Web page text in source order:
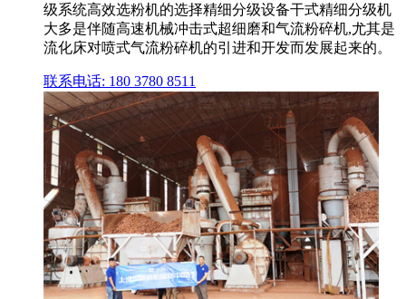
级系统高效选粉机的选择精细分级设备干式精细分级机
大多是伴随高速机械冲击式超细磨和气流粉碎机,尤其是
流化床对喷式气流粉碎机的引进和开发而发展起来的。
联系电话: 180 3780 8511